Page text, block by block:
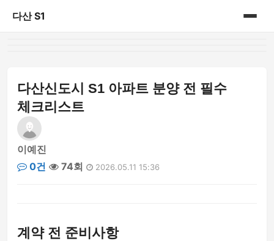
다산 S1
다산신도시 S1 아파트 분양 전 필수
체크리스트
이예진
0건
74회 2026.05.11 15:36
계약 전 준비사항